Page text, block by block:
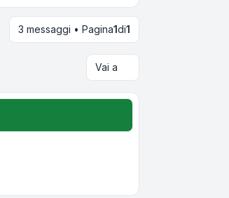
3 messaggi • Pagina1di1
Vai a